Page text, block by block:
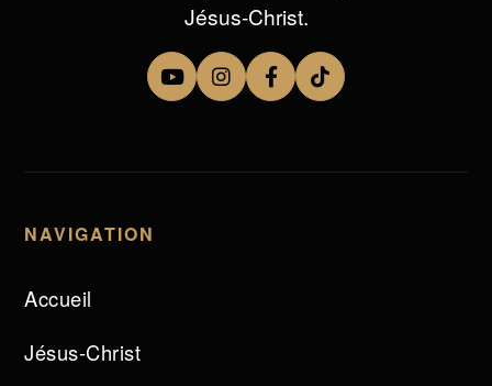
Jésus-Christ.
NAVIGATION
Accueil
Jésus-Christ